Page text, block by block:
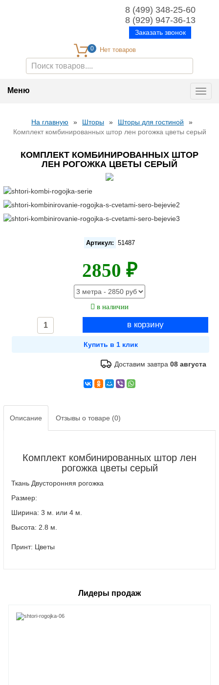
0
8 (499) 348-25-60
8 (929) 947-36-13
Заказать звонок
Меню
На главную » Шторы » Шторы для гостиной
»
Комплект комбинированных штор лен рогожка цветы серый
КОМПЛЕКТ КОМБИНИРОВАННЫХ ШТОР
ЛЕН РОГОЖКА ЦВЕТЫ СЕРЫЙ
Артикул: 51487
2850 ₽
в наличии
Доставим завтра08 августа
Описание Отзывы о товаре (0)
Комплект комбинированных штор лен
рогожка цветы серый
Ткань Двусторонняя рогожка
Размер:
Ширина: 3 м. или 4 м.
Высота: 2.8 м.
Принт: Цветы
Лидеры продаж